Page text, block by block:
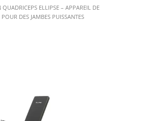
ELLIPSE – APPAREIL DE
DES JAMBES PUISSANTES